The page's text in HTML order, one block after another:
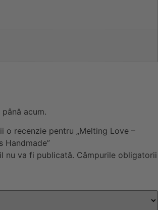
acum.
o recenzie pentru „Melting Love –
Handmade”
nu va fi publicată. Câmpurile obligatorii